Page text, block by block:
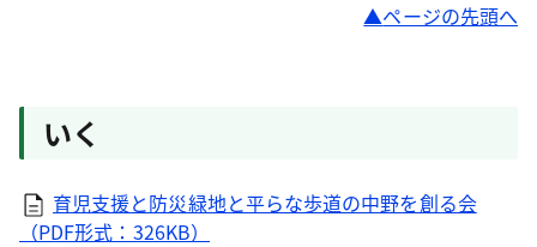
ページの先頭へ
いく
育児支援と防災緑地と平らな歩道の中野を創る会
（PDF形式：326KB）